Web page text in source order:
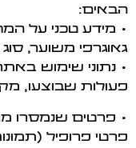
הבאים:
גאוגרפי משוער,
• נתוני שימוש
פעולות שבוצעו,
• פרטים שנמסרו
פרטי פרופיל